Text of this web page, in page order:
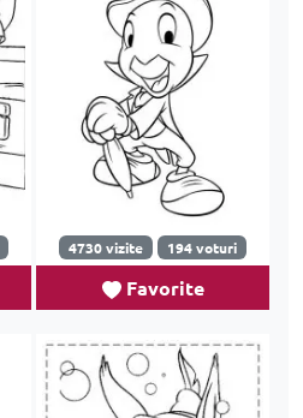
4730 vizite 194 voturi
Favorite